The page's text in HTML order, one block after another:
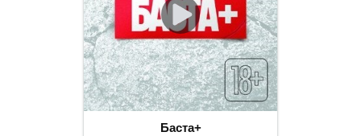
Баста+